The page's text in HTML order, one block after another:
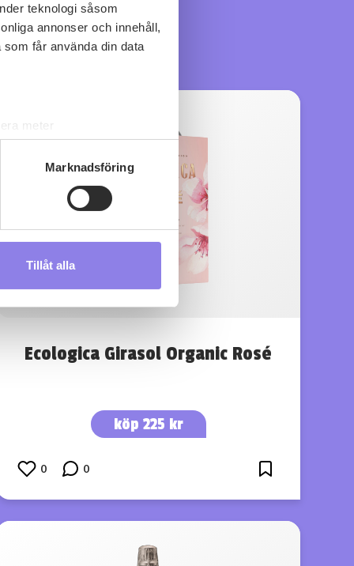
teknologi såsom
annonser och innehåll,
får använda din data
meter
. Du kan ändra
Marknadsföring
Tillåt alla
Ecologica Girasol Organic Rosé
köp 225 kr
0 0